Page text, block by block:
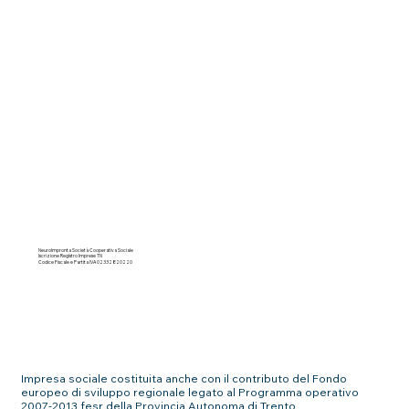
NeuroImpronta Società Cooperativa Sociale
Iscrizione Registro Imprese TN
Codice Fiscale e Partita IVA 02332820220
Impresa sociale costituita anche con il contributo del Fondo
europeo di sviluppo regionale legato al Programma operativo
2007-2013 fesr della Provincia Autonoma di Trento.